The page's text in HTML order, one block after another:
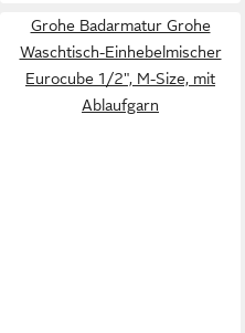
Grohe Badarmatur Grohe
Waschtisch-Einhebelmischer
Eurocube 1/2", M-Size, mit
Ablaufgarn